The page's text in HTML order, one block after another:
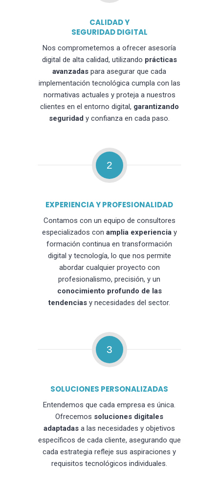
CALIDAD Y
SEGURIDAD DIGITAL
Nos comprometemos a ofrecer asesoría
digital de alta calidad, utilizando prácticas
avanzadas para asegurar que cada
implementación tecnológica cumpla con las
normativas actuales y proteja a nuestros
clientes en el entorno digital, garantizando
seguridad y confianza en cada paso.
2
EXPERIENCIA Y PROFESIONALIDAD
Contamos con un equipo de consultores
especializados con amplia experienciay
formación continua en transformación
digital y tecnología, lo que nos permite
abordar cualquier proyecto con
profesionalismo, precisión, y un
conocimiento profundo de las
tendencias y necesidades del sector.
3
SOLUCIONES PERSONALIZADAS
Entendemos que cada empresa es única.
Ofrecemos soluciones digitales
adaptadas a las necesidades y objetivos
específicos de cada cliente, asegurando que
cada estrategia refleje sus aspiraciones y
requisitos tecnológicos individuales.